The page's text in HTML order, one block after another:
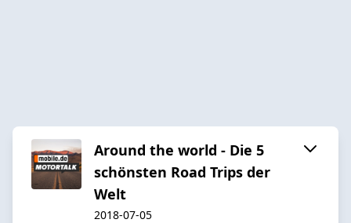
Around the world - Die 5
schönsten Road Trips der
Welt
2018-07-05